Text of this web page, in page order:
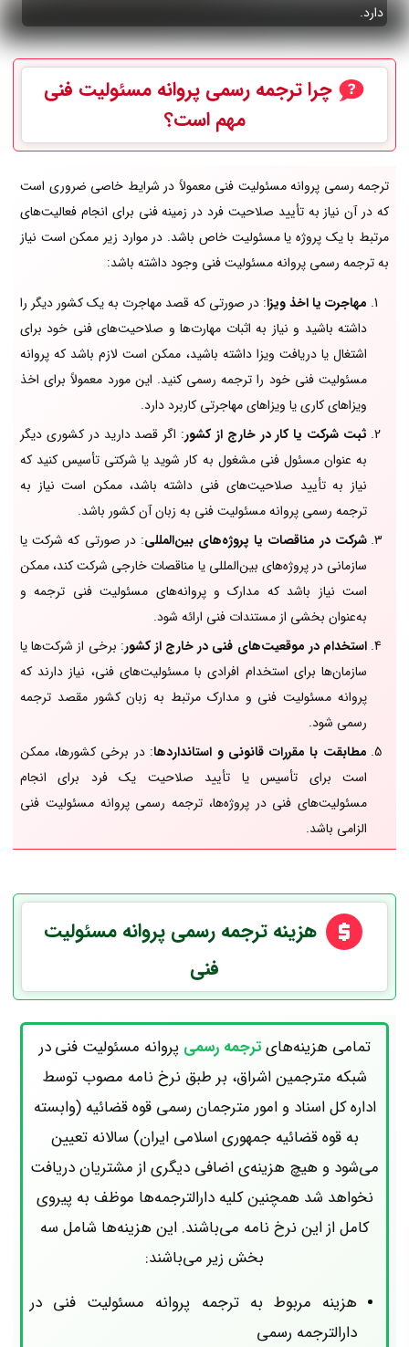
دارد.
چرا ترجمه رسمیپروانه مسئولیت فنی
مهم است؟
ترجمه رسمی پروانه مسئولیت فنی معمولاً در شرایط خاصی ضروری است
که در آن نیاز به تأیید صلاحیت فرد در زمینه فنی برای انجام فعالیت‌های
مرتبط با یک پروژه یا مسئولیت خاص باشد. در موارد زیر ممکن است نیاز
به ترجمه رسمی پروانه مسئولیت فنی وجود داشته باشد:
مهاجرت یا اخذ ویزا: در صورتی که قصد مهاجرت به یک کشور دیگر را
داشته باشید و نیاز به اثبات مهارت‌ها و صلاحیت‌های فنی خود برای
اشتغال یا دریافت ویزا داشته باشید، ممکن است لازم باشد که پروانه
مسئولیت فنی خود را ترجمه رسمی کنید. این مورد معمولاً برای اخذ
ویزاهای کاری یا ویزاهای مهاجرتی کاربرد دارد.
ثبت شرکت یا کار در خارج از کشور: اگر قصد دارید در کشوری دیگر
به عنوان مسئول فنی مشغول به کار شوید یا شرکتی تأسیس کنید که
نیاز به تأیید صلاحیت‌های فنی داشته باشد، ممکن است نیاز به
ترجمه رسمی پروانه مسئولیت فنی به زبان آن کشور باشد.
شرکت در مناقصات یا پروژه‌های بین‌المللی: در صورتی که شرکت یا
سازمانی در پروژه‌های بین‌المللی یا مناقصات خارجی شرکت کند، ممکن
است نیاز باشد که مدارک و پروانه‌های مسئولیت فنی ترجمه و
به‌عنوان بخشی از مستندات فنی ارائه شود.
استخدام در موقعیت‌های فنی در خارج از کشور: برخی از شرکت‌ها یا
سازمان‌ها برای استخدام افرادی با مسئولیت‌های فنی، نیاز دارند که
پروانه مسئولیت فنی و مدارک مرتبط به زبان کشور مقصد ترجمه
رسمی شود.
مطابقت با مقررات قانونی و استانداردها: در برخی کشورها، ممکن
است برای تأسیس یا تأیید صلاحیت یک فرد برای انجام
مسئولیت‌های فنی در پروژه‌ها، ترجمه رسمی پروانه مسئولیت فنی
الزامی باشد.
هزینه ترجمه رسمی پروانه مسئولیت
فنی
تمامی هزینه‌هایترجمه رسمی پروانه مسئولیت فنی در
شبکه مترجمین اشراق، بر طبق نرخ نامه مصوب توسط
اداره کل اسناد و امور مترجمان رسمی قوه قضائیه (وابسته
به قوه قضائیه جمهوری اسلامی ایران) سالانه تعیین
می‌شود و هیچ هزینه‌ی اضافی دیگری از مشتریان دریافت
نخواهد شد همچنین کلیه دارالترجمه‌ها موظف به پیروی
کامل از این نرخ نامه می‌باشند. این هزینه‌ها شامل سه
بخش زیر می‌باشند:
هزینه مربوط به ترجمه پروانه مسئولیت فنی در
دارالترجمه رسمی